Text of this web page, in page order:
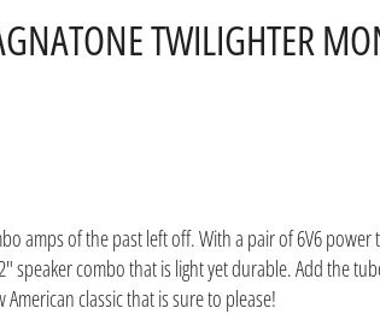
TWILIGHTER
amps of the past left off. With a pair of 6V6
speaker combo that is light yet durable. Add the
classic that is sure to please!